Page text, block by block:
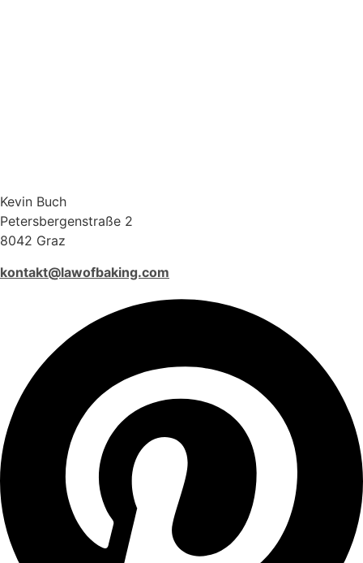
Kevin Buch
Petersbergenstraße 2
8042 Graz
kontakt@lawofbaking.com